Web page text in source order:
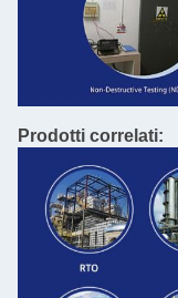
Prodotti correlati: